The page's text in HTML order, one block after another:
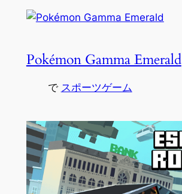
Pokémon Gamma Emerald
で スポーツゲーム